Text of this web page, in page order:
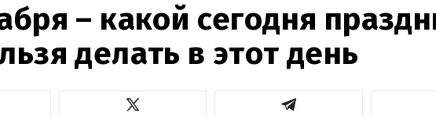
– какой сегодня
делать в этот день